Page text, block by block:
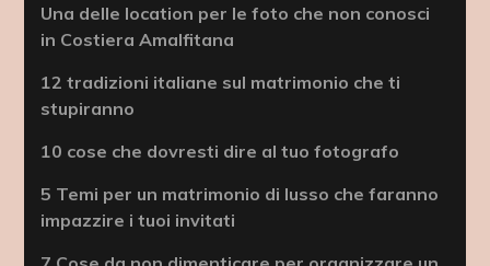
Una delle location per le foto che non conosci
in Costiera Amalfitana
12 tradizioni italiane sul matrimonio che ti
stupiranno
10 cose che dovresti dire al tuo fotografo
5 Temi per un matrimonio di lusso che faranno
impazzire i tuoi invitati